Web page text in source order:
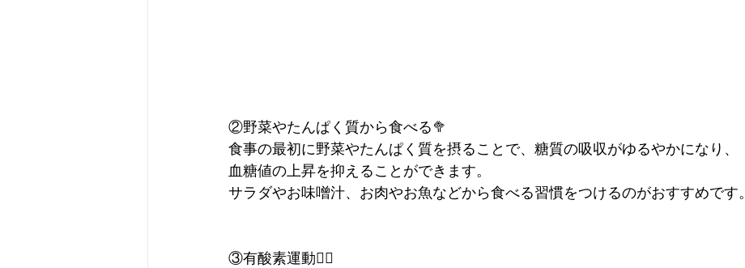
②野菜やたんぱく質から食べる🥦
食事の最初に野菜やたんぱく質を摂ることで、糖質の吸収がゆるやかになり、
血糖値の上昇を抑えることができます。
サラダやお味噌汁、お肉やお魚などから食べる習慣をつけるのがおすすめです。
③有酸素運動🏃‍♀️